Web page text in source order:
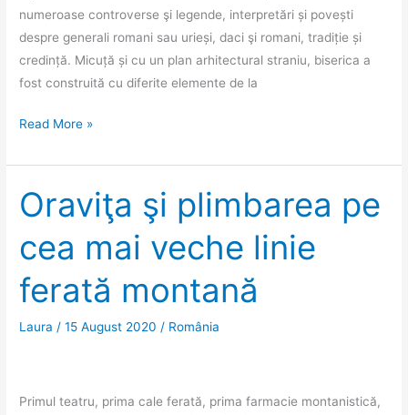
numeroase controverse şi legende, interpretări și povești
despre generali romani sau urieși, daci şi romani, tradiție și
credință. Micuță și cu un plan arhitectural straniu, biserica a
fost construită cu diferite elemente de la
Nestemata
Densuș
Read More »
Oraviţa şi plimbarea pe
cea mai veche linie
ferată montană
Laura/15 August 2020/ România
Primul teatru, prima cale ferată, prima farmacie montanistică,